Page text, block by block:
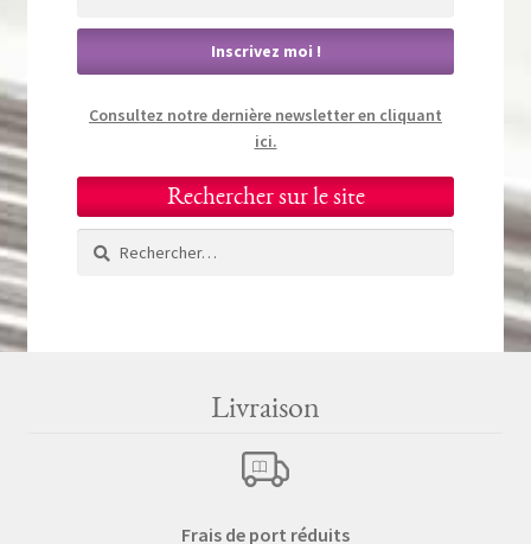
Consultez notre dernière newsletter en cliquant
ici.
Rechercher sur le site
Rechercher :
Livraison
Frais de port réduits